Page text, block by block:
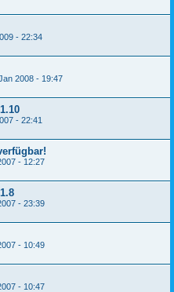
- 22:34
2008 - 19:47
- 22:41
- 12:27
- 23:39
- 10:49
- 10:47